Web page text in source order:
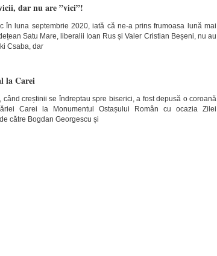
dar nu are ”vici”!
în luna septembrie 2020, iată că ne-a prins frumoasa lună mai
Satu Mare, liberalii Ioan Rus și Valer Cristian Beșeni, nu au
Csaba, dar
la Carei
creștinii se îndreptau spre biserici, a fost depusă o coroană
Carei la Monumentul Ostașului Român cu ocazia Zilei
către Bogdan Georgescu și